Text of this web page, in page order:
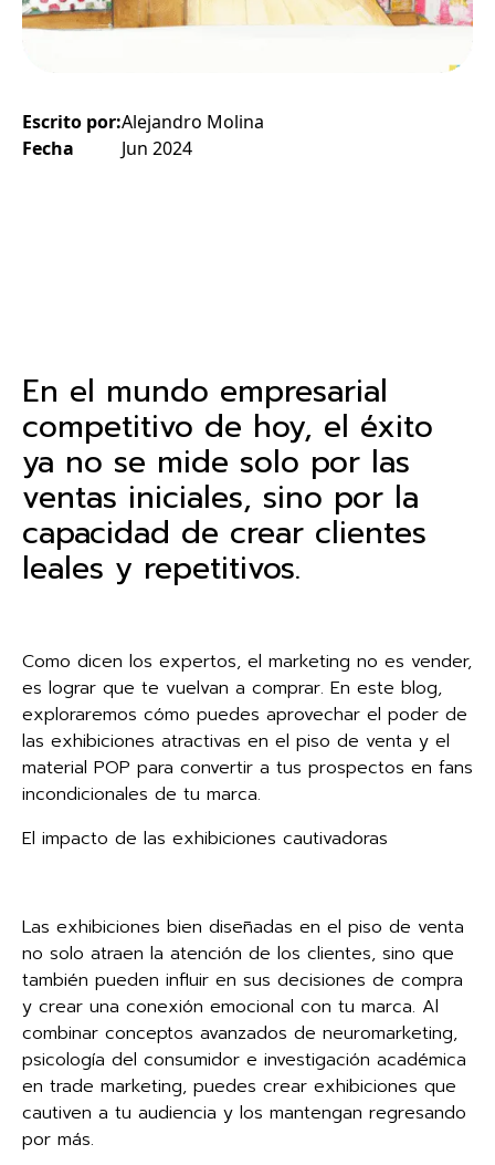
Escrito por:
Fecha
Alejandro Molina
Jun 2024
En el mundo empresarial
competitivo de hoy, el éxito
ya no se mide solo por las
ventas iniciales, sino por la
capacidad de crear clientes
leales y repetitivos.
Como dicen los expertos, el marketing no es vender,
es lograr que te vuelvan a comprar. En este blog,
exploraremos cómo puedes aprovechar el poder de
las exhibiciones atractivas en el piso de venta y el
material POP para convertir a tus prospectos en fans
incondicionales de tu marca.
El impacto de las exhibiciones cautivadoras
Las exhibiciones bien diseñadas en el piso de venta
no solo atraen la atención de los clientes, sino que
también pueden influir en sus decisiones de compra
y crear una conexión emocional con tu marca. Al
combinar conceptos avanzados de neuromarketing,
psicología del consumidor e investigación académica
en trade marketing, puedes crear exhibiciones que
cautiven a tu audiencia y los mantengan regresando
por más.